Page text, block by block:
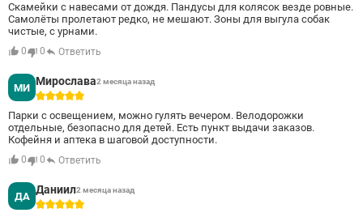
Скамейки с навесами от дождя. Пандусы для колясок везде ровные.
Самолёты пролетают редко, не мешают. Зоны для выгула собак
чистые, с урнами.
0 0 Ответить
МИ
Мирослава2 месяца назад
5
Парки с освещением, можно гулять вечером. Велодорожки
отдельные, безопасно для детей. Есть пункт выдачи заказов.
Кофейня и аптека в шаговой доступности.
0 0 Ответить
ДА
Даниил2 месяца назад
5